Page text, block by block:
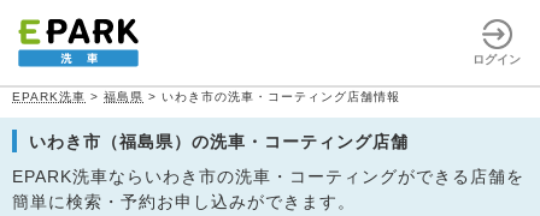
ログイン
EPARK洗車 > 福島県 > いわき市の洗車・コーティング店舗情報
いわき市（福島県）の洗車・コーティング店舗
EPARK洗車ならいわき市の洗車・コーティングができる店舗を
簡単に検索・予約お申し込みができます。